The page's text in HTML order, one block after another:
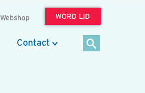
Webshop WORD LID
Contact